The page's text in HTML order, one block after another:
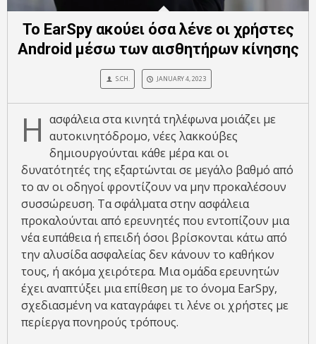
Το EarSpy ακούει όσα λένε οι χρήστες
Android μέσω των αισθητήρων κίνησης
S.CH. JANUARY 4, 2023
Η ασφάλεια στα κινητά τηλέφωνα μοιάζει με
αυτοκινητόδρομο, νέες λακκούβες
δημιουργούνται κάθε μέρα και οι
δυνατότητές της εξαρτώνται σε μεγάλο βαθμό από
το αν οι οδηγοί φροντίζουν να μην προκαλέσουν
συσσώρευση. Τα σφάλματα στην ασφάλεια
προκαλούνται από ερευνητές που εντοπίζουν μια
νέα ευπάθεια ή επειδή όσοι βρίσκονται κάτω από
την αλυσίδα ασφαλείας δεν κάνουν το καθήκον
τους, ή ακόμα χειρότερα. Μια ομάδα ερευνητών
έχει αναπτύξει μια επίθεση με το όνομα EarSpy,
σχεδιασμένη να καταγράφει τι λένε οι χρήστες με
περίεργα πονηρούς τρόπους.